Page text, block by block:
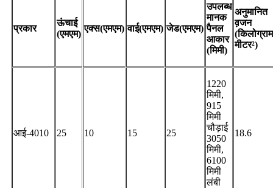
प्रकार
ऊंचाई
(एमएम)
एक्स(एमएम) वाई(एमएम) जेड(एमएम)
उपलब्ध
मानक
पैनल
आकार
(मिमी)
अनुमानित
व़जन
मीटर²)
आई-4010 25 10 15 25
1220
मिमी,
915
मिमी
चौड़ाई
3050
मिमी,
6100
मिमी
लंबी
18.6